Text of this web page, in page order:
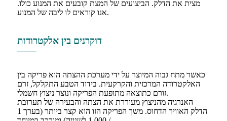
מצית את הדלק. הביצועים של המצת קובעים את המנוע כולו.
אנו קוראים לו ליבה של המנוע.
דוקרנים בין אלקטרודות
כאשר מתח גבוה המיוצר על ידי מערכת ההצתה הוא פריקה בין
האלקטרודה המרכזית והקרקעית. בידוד הטבע התקלקל, זרם
זורם כתוצאה מתופעת הפריקה ונוצר ניצוץ חשמלי.
האנרגיה מהניצוץ מעוררת את הצתה והבעירה של תערובת
הדלק האוויר הדחוס. משך הפריקה הזו הוא קצר ביותר (בערך 1